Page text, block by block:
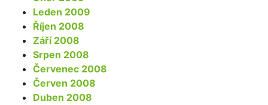
Leden 2009
Říjen 2008
Září 2008
Srpen 2008
Červenec 2008
Červen 2008
Duben 2008